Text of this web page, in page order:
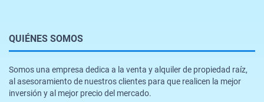
QUIÉNES SOMOS
Somos una empresa dedica a la venta y alquiler de propiedad raíz,
al asesoramiento de nuestros clientes para que realicen la mejor
inversión y al mejor precio del mercado.